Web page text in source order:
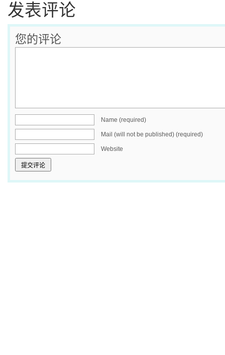
发表评论
您的评论
Name (required)
Mail (will not be published) (required)
Website